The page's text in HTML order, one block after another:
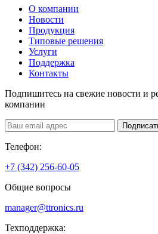
О компании
Новости
Продукция
Типовые решения
Услуги
Поддержка
Контакты
Подпишитесь на свежие новости и
компании
Телефон:
+7 (342) 256-60-05
Общие вопросы
manager@ttronics.ru
Техподдержка: